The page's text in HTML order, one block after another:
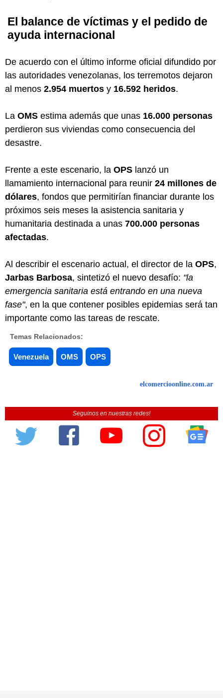
El balance de víctimas y el pedido de
ayuda internacional
De acuerdo con el último informe oficial difundido por
las autoridades venezolanas, los terremotos dejaron
al menos 2.954 muertos y 16.592 heridos.
La OMS estima además que unas 16.000 personas
perdieron sus viviendas como consecuencia del
desastre.
Frente a este escenario, la OPS lanzó un
llamamiento internacional para reunir 24 millones de
dólares, fondos que permitirían financiar durante los
próximos seis meses la asistencia sanitaria y
humanitaria destinada a unas 700.000 personas
afectadas.
Al describir el escenario actual, el director de la OPS,
Jarbas Barbosa, sintetizó el nuevo desafío: "la
emergencia sanitaria está entrando en una nueva
fase", en la que contener posibles epidemias será tan
importante como las tareas de rescate.
Temas Relacionados:
Venezuela OMS OPS
elcomercioonline.com.ar
Seguinos en nuestras redes!